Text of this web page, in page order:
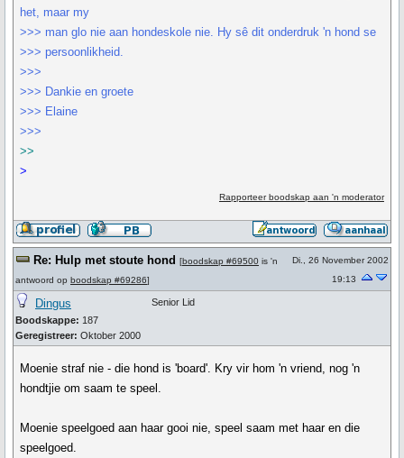
het, maar my
>>> man glo nie aan hondeskole nie. Hy sê dit onderdruk 'n hond se
>>> persoonlikheid.
>>>
>>> Dankie en groete
>>> Elaine
>>>
>>
>
Rapporteer boodskap aan 'n moderator
Re: Hulp met stoute hond [boodskap #69500 is 'n
antwoord op boodskap #69286]
Di., 26 November 2002
19:13
Dingus
Boodskappe: 187
Geregistreer: Oktober 2000
Senior Lid
Moenie straf nie - die hond is 'board'. Kry vir hom 'n vriend, nog 'n
hondtjie om saam te speel.
Moenie speelgoed aan haar gooi nie, speel saam met haar en die
speelgoed.